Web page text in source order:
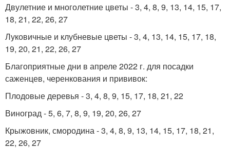
Двулетние и многолетние цветы - 3, 4, 8, 9, 13, 14, 15, 17,
18, 21, 22, 26, 27
Луковичные и клубневые цветы - 3, 4, 13, 14, 15, 17, 18,
19, 20, 21, 22, 26, 27
Благоприятные дни в апреле 2022 г. для посадки
саженцев, черенкования и прививок:
Плодовые деревья - 3, 4, 8, 9, 15, 17, 18, 21, 22
Виноград - 5, 6, 7, 8, 9, 19, 20, 26, 27
Крыжовник, смородина - 3, 4, 8, 9, 13, 14, 15, 17, 18, 21,
22, 26, 27